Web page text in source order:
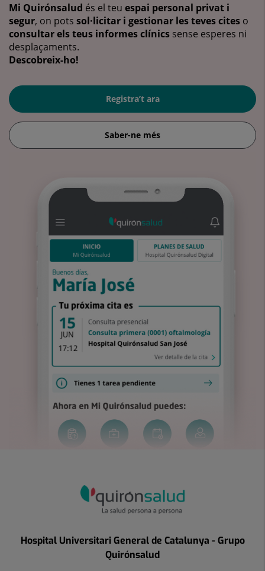
Mi Quirónsalud és el teu espai personal privat i
segur, on pots sol·licitar i gestionar les teves cites o
consultar els teus informes clínics sense esperes ni
desplaçaments.
Descobreix-ho!
Registra’t ara
Saber-ne més
Hospital Universitari General de Catalunya - Grupo
Quirónsalud